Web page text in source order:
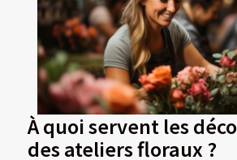
À quoi servent les
des ateliers floraux ?